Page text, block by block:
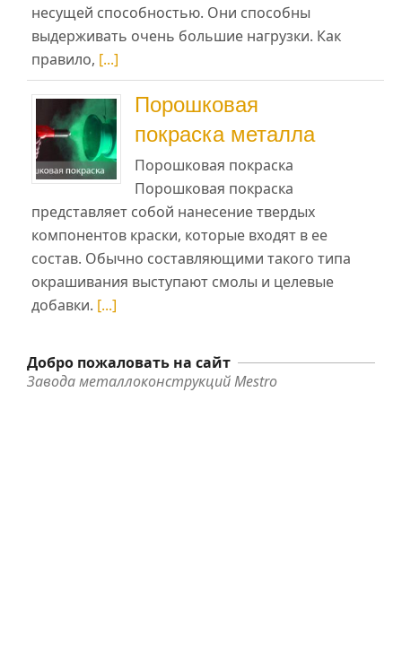
несущей способностью. Они способны
выдерживать очень большие нагрузки. Как
правило, [...]
Порошковая
покраска металла
Порошковая покраска
Порошковая покраска
представляет собой нанесение твердых
компонентов краски, которые входят в ее
состав. Обычно составляющими такого типа
окрашивания выступают смолы и целевые
добавки. [...]
Добро пожаловать на сайт
Завода металлоконструкций Mestro